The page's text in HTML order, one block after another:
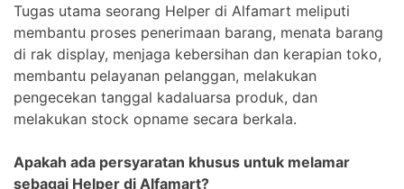
Tugas utama seorang Helper di Alfamart meliputi
membantu proses penerimaan barang, menata barang
di rak display, menjaga kebersihan dan kerapian toko,
membantu pelayanan pelanggan, melakukan
pengecekan tanggal kadaluarsa produk, dan
melakukan stock opname secara berkala.
Apakah ada persyaratan khusus untuk melamar
sebagai Helper di Alfamart?